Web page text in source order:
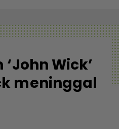
Wick’
meninggal